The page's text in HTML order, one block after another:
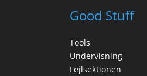
Good Stuff
Tools
Undervisning
Fejlsektionen